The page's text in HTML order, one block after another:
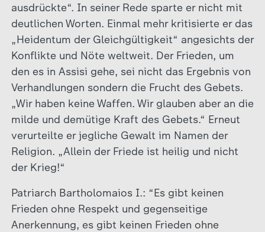
ausdrückte“. In seiner Rede sparte er nicht mit
deutlichen Worten. Einmal mehr kritisierte er das
„Heidentum der Gleichgültigkeit“ angesichts der
Konflikte und Nöte weltweit. Der Frieden, um
den es in Assisi gehe, sei nicht das Ergebnis von
Verhandlungen sondern die Frucht des Gebets.
„Wir haben keine Waffen. Wir glauben aber an die
milde und demütige Kraft des Gebets.“ Erneut
verurteilte er jegliche Gewalt im Namen der
Religion. „Allein der Friede ist heilig und nicht
der Krieg!“
Patriarch Bartholomaios I.: “Es gibt keinen
Frieden ohne Respekt und gegenseitige
Anerkennung, es gibt keinen Frieden ohne